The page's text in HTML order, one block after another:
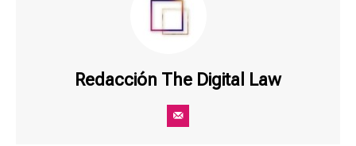
Redacción The Digital Law